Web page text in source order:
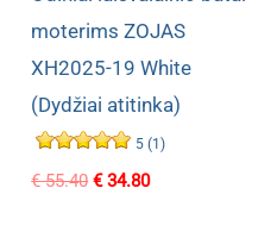
moterims ZOJAS
XH2025-19 White
(Dydžiai atitinka)
5 (1)
€55.40 Original
€34.80Current